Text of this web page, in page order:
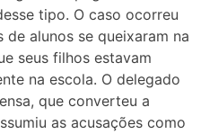
tipo. O caso ocorreu
de alunos se queixaram na
seus filhos estavam
na escola. O delegado
que converteu a
as acusações como